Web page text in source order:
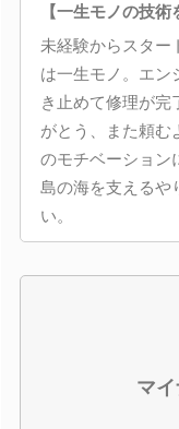
【一生モノの技術
未経験からスター
は一生モノ。エン
き止めて修理が完
がとう、また頼む
のモチベーション
島の海を支えるや
い。
マ